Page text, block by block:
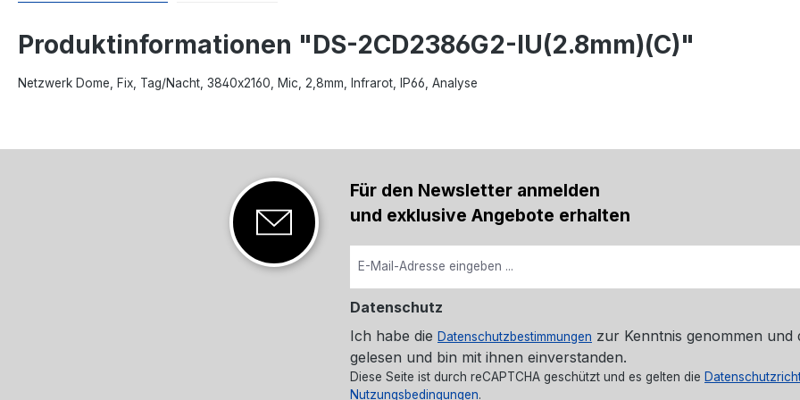
Produktinformationen "DS-2CD2386G2-IU(2.8mm)(C)"
Netzwerk Dome, Fix, Tag/Nacht, 3840x2160, Mic, 2,8mm, Infrarot, IP66, Analyse
Für den Newsletter anmelden
und exklusive Angebote erhalten
Datenschutz
Ich habe die Datenschutzbestimmungen zur Kenntnis genommen und
gelesen und bin mit ihnen einverstanden.
Diese Seite ist durch reCAPTCHA geschützt und es gelten die
Nutzungsbedingungen.